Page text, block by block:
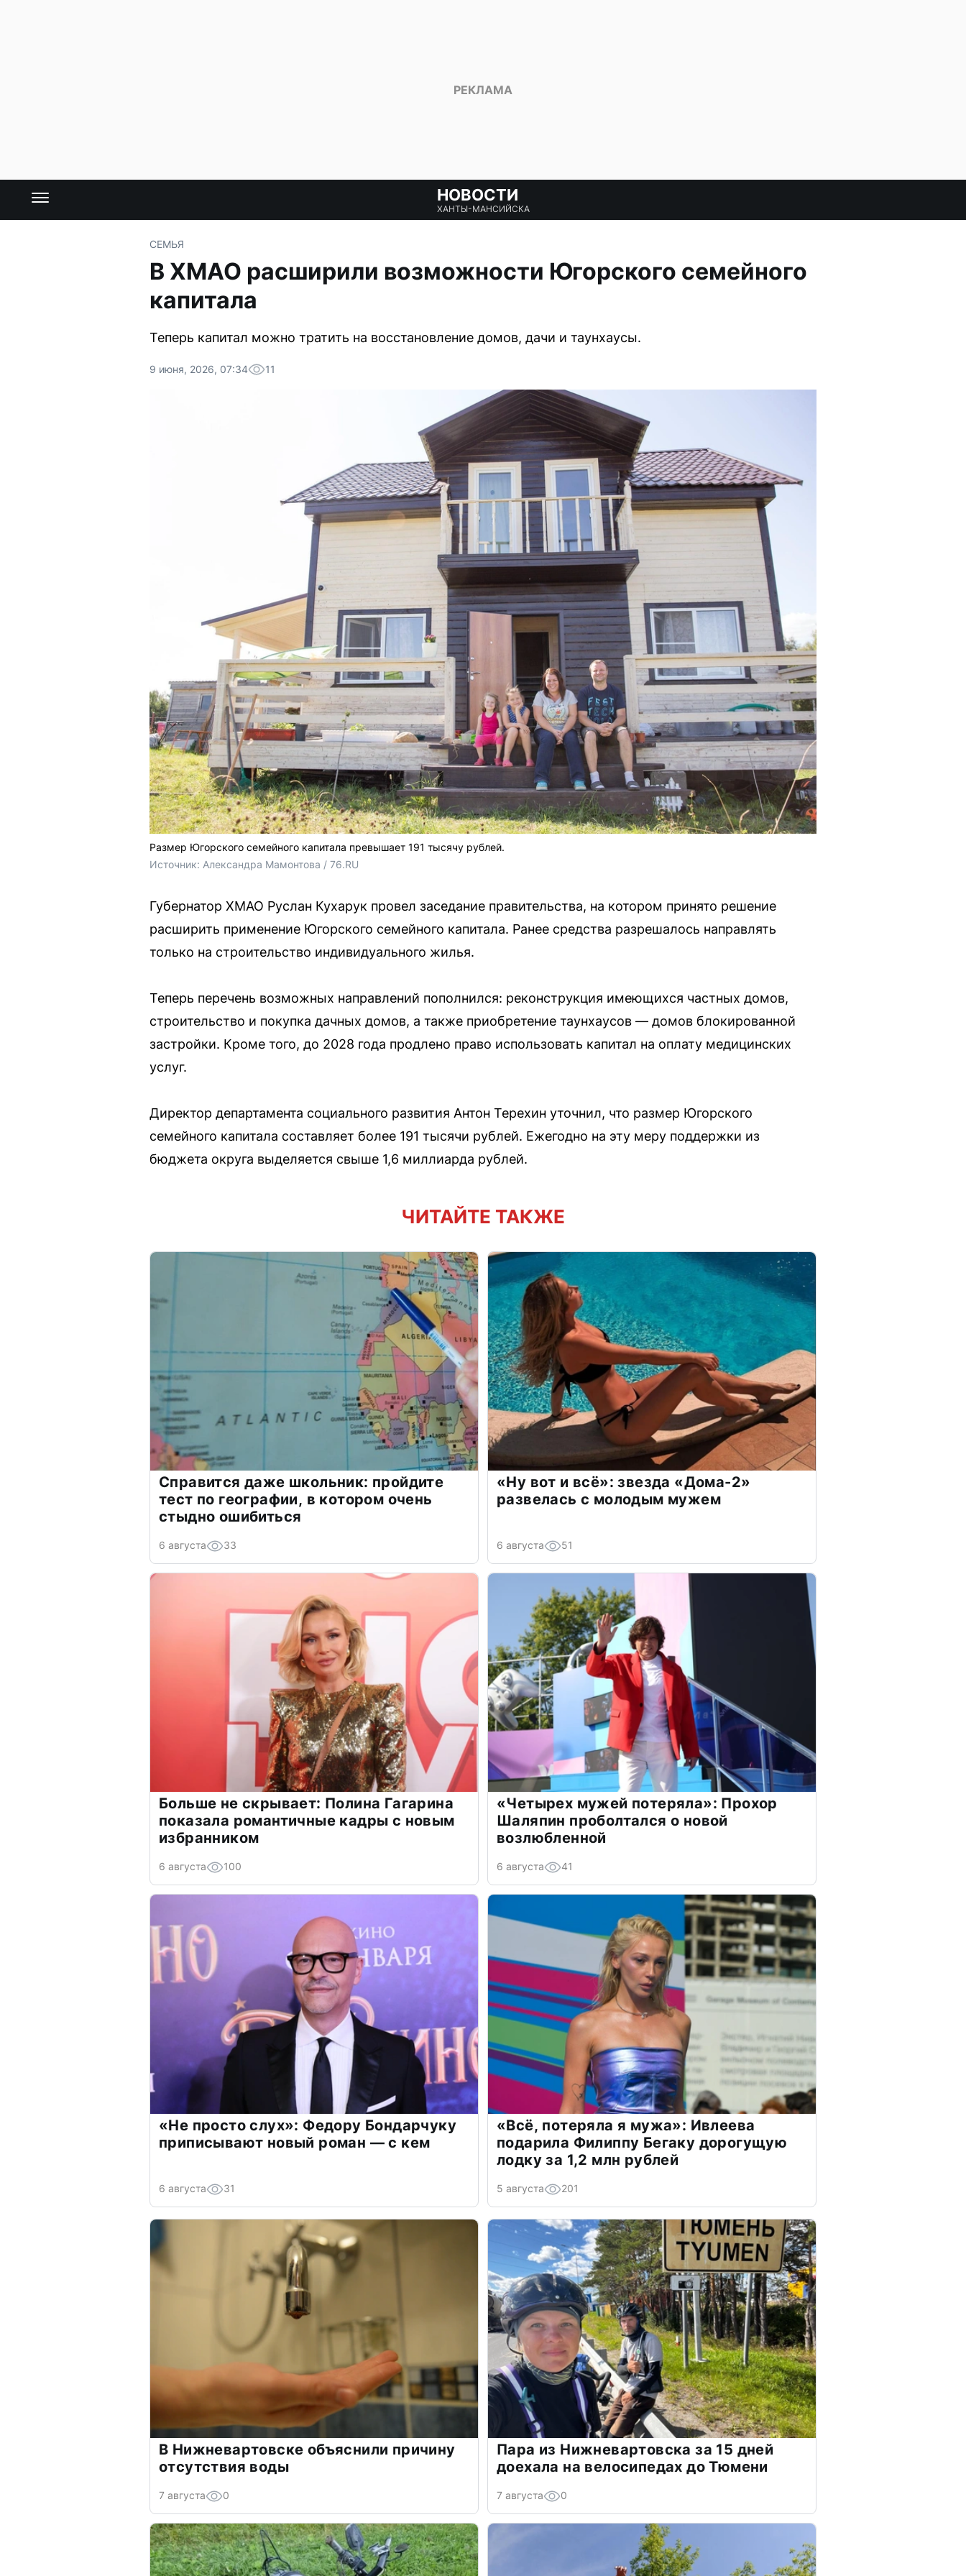
НОВОСТИ
ХАНТЫ-МАНСИЙСКА
СЕМЬЯ
В ХМАО расширили возможности Югорского семейного
капитала
Теперь капитал можно тратить на восстановление домов, дачи и таунхаусы.
9 июня, 2026, 07:34 11
Размер Югорского семейного капитала превышает 191 тысячу рублей.
Источник: Александра Мамонтова / 76.RU
Губернатор ХМАО Руслан Кухарук провел заседание правительства, на котором принято решение
расширить применение Югорского семейного капитала. Ранее средства разрешалось направлять
только на строительство индивидуального жилья.
Теперь перечень возможных направлений пополнился: реконструкция имеющихся частных домов,
строительство и покупка дачных домов, а также приобретение таунхаусов — домов блокированной
застройки. Кроме того, до 2028 года продлено право использовать капитал на оплату медицинских
услуг.
Директор департамента социального развития Антон Терехин уточнил, что размер Югорского
семейного капитала составляет более 191 тысячи рублей. Ежегодно на эту меру поддержки из
бюджета округа выделяется свыше 1,6 миллиарда рублей.
ЧИТАЙТЕ ТАКЖЕ
Справится даже школьник: пройдите
тест по географии, в котором очень
стыдно ошибиться
6 августа 33
«Ну вот и всё»: звезда «Дома-2»
развелась с молодым мужем
6 августа 51
Больше не скрывает: Полина Гагарина
показала романтичные кадры с новым
избранником
6 августа 100
«Четырех мужей потеряла»: Прохор
Шаляпин проболтался о новой
возлюбленной
6 августа 41
«Не просто слух»: Федору Бондарчуку
приписывают новый роман — с кем
6 августа 31
«Всё, потеряла я мужа»: Ивлеева
подарила Филиппу Бегаку дорогущую
лодку за 1,2 млн рублей
5 августа 201
В Нижневартовске объяснили причину
отсутствия воды
7 августа 0
Пара из Нижневартовска за 15 дней
доехала на велосипедах до Тюмени
7 августа 0